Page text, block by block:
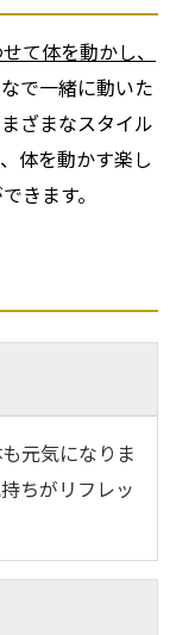
て体を動かし、
で一緒に動いた
ざまなスタイル
体を動かす楽し
きます。
元気になりま
ちがリフレッ